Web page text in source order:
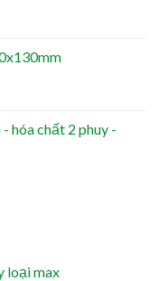
hóa chất 2 phuy -
loại max